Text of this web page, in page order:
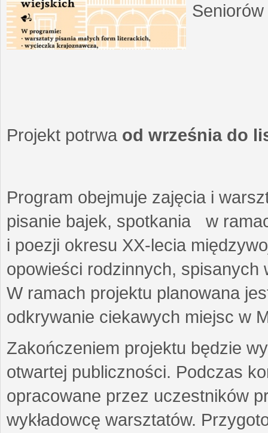
Projekt potrwa od września do
Program obejmuje zajęcia i
pisanie bajek, spotkania w
i poezji okresu XX-lecia
opowieści rodzinnych,
W ramach projektu planowana
odkrywanie ciekawych miejsc w
Zakończeniem projektu będzie
otwartej publiczności. Podczas
opracowane przez uczestników
wykładowcę warsztatów.